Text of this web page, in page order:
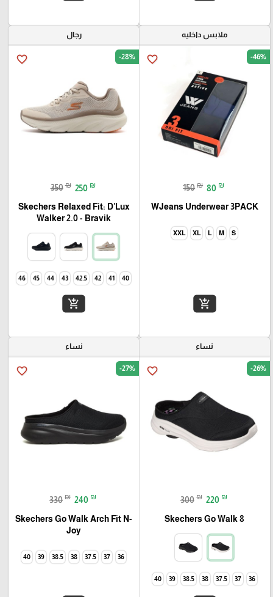
ملابس داخليه
favorite_border -46%
150 ₪ 80 ₪
WJeans Underwear 3PACK
S
M
L
XL
XXL
add_shopping_cart
رجال
favorite_border -28%
350 ₪ 250 ₪
Skechers Relaxed Fit: D'Lux
Walker 2.0 - Bravik
40
41
42
42.5
43
44
45
46
add_shopping_cart
نساء
favorite_border -26%
300 ₪ 220 ₪
Skechers Go Walk 8
36
37
37.5
38
38.5
39
40
نساء
favorite_border -27%
330 ₪ 240 ₪
Skechers Go Walk Arch Fit N-
Joy
36
37
37.5
38
38.5
39
40